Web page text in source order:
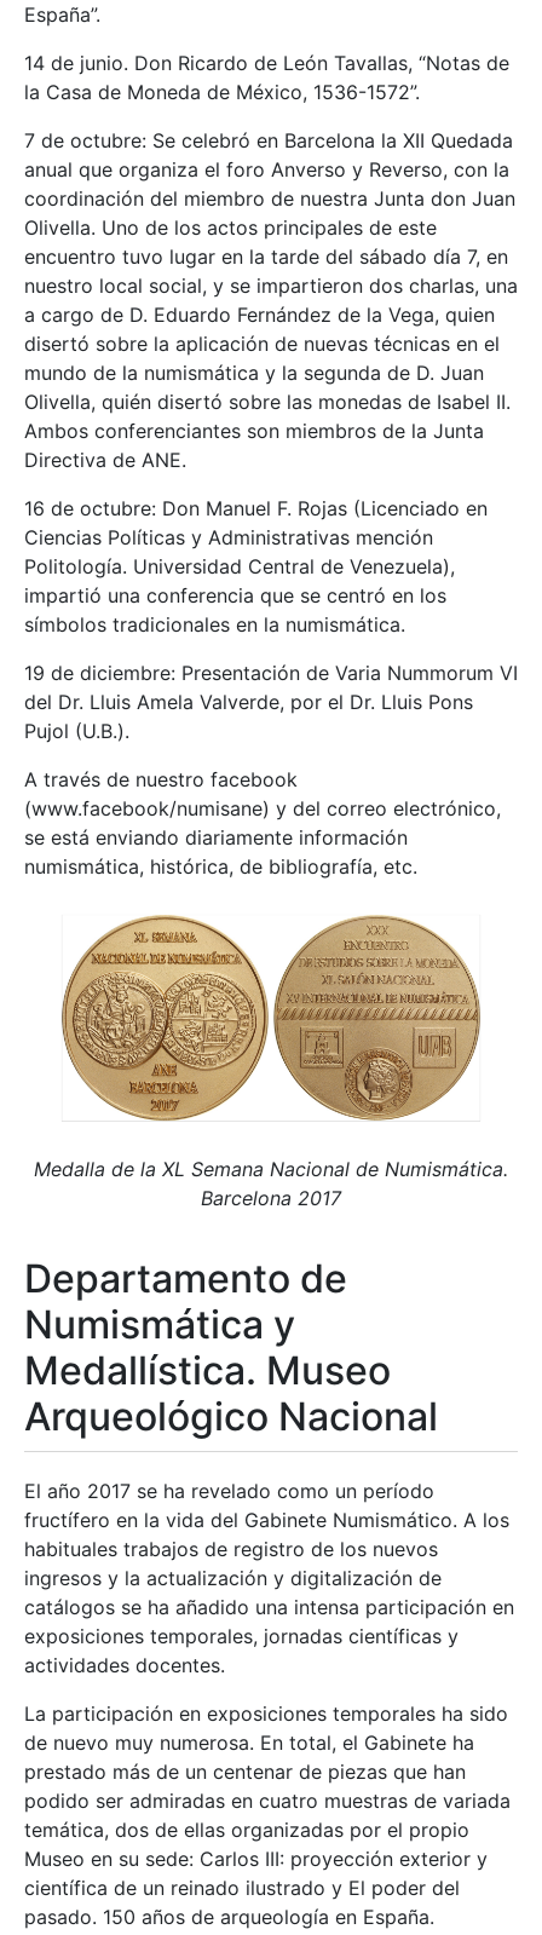
España”.
14 de junio. Don Ricardo de León Tavallas, “Notas de
la Casa de Moneda de México, 1536-1572”.
7 de octubre: Se celebró en Barcelona la XII Quedada
anual que organiza el foro Anverso y Reverso, con la
coordinación del miembro de nuestra Junta don Juan
Olivella. Uno de los actos principales de este
encuentro tuvo lugar en la tarde del sábado día 7, en
nuestro local social, y se impartieron dos charlas, una
a cargo de D. Eduardo Fernández de la Vega, quien
disertó sobre la aplicación de nuevas técnicas en el
mundo de la numismática y la segunda de D. Juan
Olivella, quién disertó sobre las monedas de Isabel II.
Ambos conferenciantes son miembros de la Junta
Directiva de ANE.
16 de octubre: Don Manuel F. Rojas (Licenciado en
Ciencias Políticas y Administrativas mención
Politología. Universidad Central de Venezuela),
impartió una conferencia que se centró en los
símbolos tradicionales en la numismática.
19 de diciembre: Presentación de Varia Nummorum VI
del Dr. Lluis Amela Valverde, por el Dr. Lluis Pons
Pujol (U.B.).
A través de nuestro facebook
(www.facebook/numisane) y del correo electrónico,
se está enviando diariamente información
numismática, histórica, de bibliografía, etc.
Medalla de la XL Semana Nacional de Numismática.
Barcelona 2017
Departamento de
Numismática y
Medallística. Museo
Arqueológico Nacional
El año 2017 se ha revelado como un período
fructífero en la vida del Gabinete Numismático. A los
habituales trabajos de registro de los nuevos
ingresos y la actualización y digitalización de
catálogos se ha añadido una intensa participación en
exposiciones temporales, jornadas científicas y
actividades docentes.
La participación en exposiciones temporales ha sido
de nuevo muy numerosa. En total, el Gabinete ha
prestado más de un centenar de piezas que han
podido ser admiradas en cuatro muestras de variada
temática, dos de ellas organizadas por el propio
Museo en su sede: Carlos III: proyección exterior y
científica de un reinado ilustrado y El poder del
pasado. 150 años de arqueología en España.